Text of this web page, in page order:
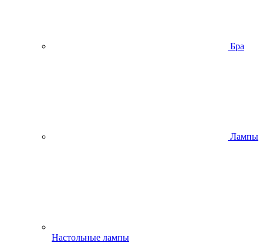
Бра
Лампы
Настольные лампы